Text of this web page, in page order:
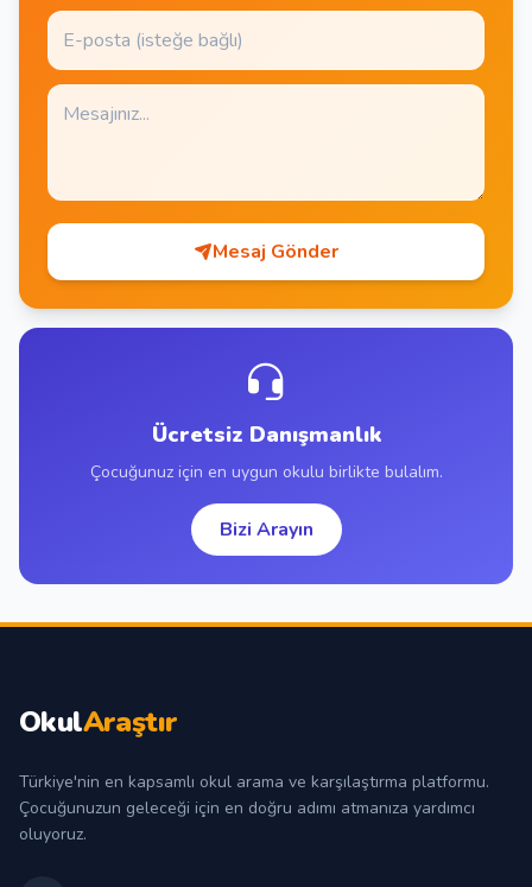
Mesaj Gönder
Ücretsiz Danışmanlık
Çocuğunuz için en uygun okulu birlikte bulalım.
Bizi Arayın
OkulAraştır
Türkiye'nin en kapsamlı okul arama ve karşılaştırma platformu.
Çocuğunuzun geleceği için en doğru adımı atmanıza yardımcı
oluyoruz.